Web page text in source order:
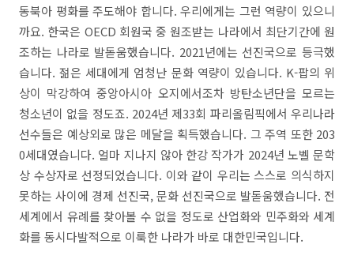
동북아 평화를 주도해야 합니다. 우리에게는 그런 역량이 있으니
까요. 한국은 OECD 회원국 중 원조받는 나라에서 최단기간에 원
조하는 나라로 발돋움했습니다. 2021년에는 선진국으로 등극했
습니다. 젊은 세대에게 엄청난 문화 역량이 있습니다. K-팝의 위
상이 막강하여 중앙아시아 오지에서조차 방탄소년단을 모르는
청소년이 없을 정도죠. 2024년 제33회 파리올림픽에서 우리나라
선수들은 예상외로 많은 메달을 획득했습니다. 그 주역 또한 203
0세대였습니다. 얼마 지나지 않아 한강 작가가 2024년 노벨 문학
상 수상자로 선정되었습니다. 이와 같이 우리는 스스로 의식하지
못하는 사이에 경제 선진국, 문화 선진국으로 발돋움했습니다. 전
세계에서 유례를 찾아볼 수 없을 정도로 산업화와 민주화와 세계
화를 동시다발적으로 이룩한 나라가 바로 대한민국입니다.